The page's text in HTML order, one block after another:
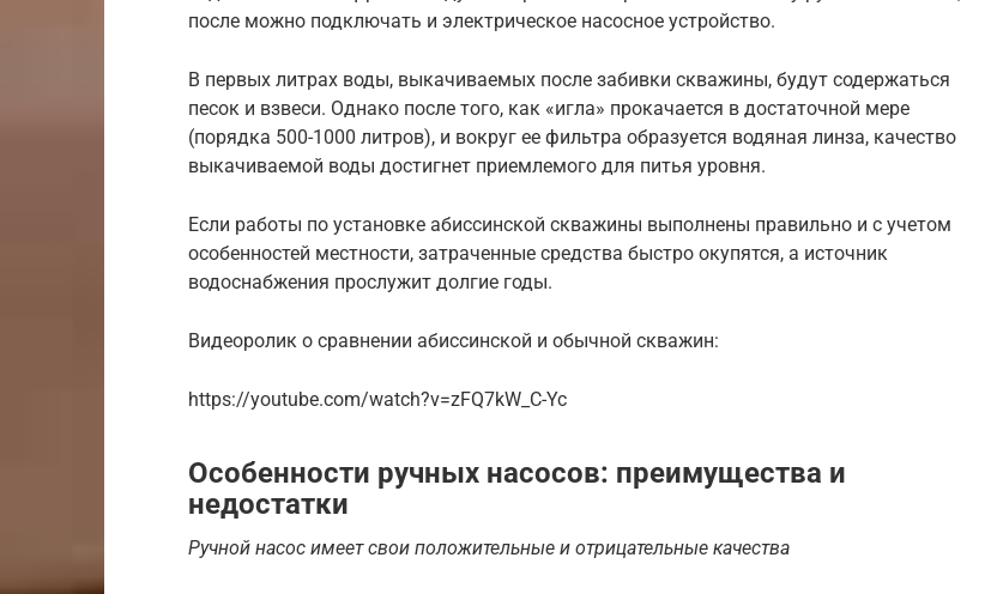
после можно подключать и электрическое насосное устройство.
В первых литрах воды, выкачиваемых после забивки скважины, будут содержаться
песок и взвеси. Однако после того, как «игла» прокачается в достаточной мере
(порядка 500-1000 литров), и вокруг ее фильтра образуется водяная линза, качество
выкачиваемой воды достигнет приемлемого для питья уровня.
Если работы по установке абиссинской скважины выполнены правильно и с учетом
особенностей местности, затраченные средства быстро окупятся, а источник
водоснабжения прослужит долгие годы.
Видеоролик о сравнении абиссинской и обычной скважин:
https://youtube.com/watch?v=zFQ7kW_C-Yc
Особенности ручных насосов: преимущества и
недостатки
Ручной насос имеет свои положительные и отрицательные качества